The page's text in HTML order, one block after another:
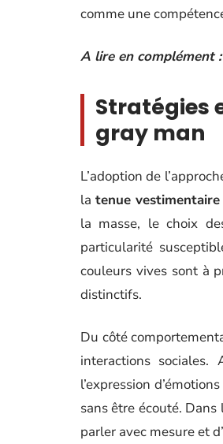
comme une
A lire en complément :
Stratégies
gray man
L’adoption de
latenue vestimentaire
la masse, le choix
particularité
couleurs vives sont à
distinctifs.
Du côté
interactions
l’expression
sans être écouté.
parler avec mesure et